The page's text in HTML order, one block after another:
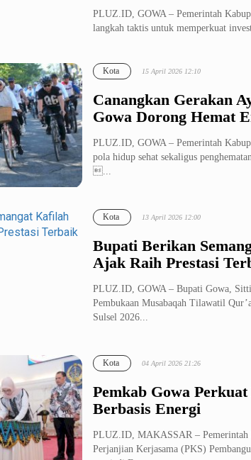
PLUZ.ID, GOWA – Pemerintah
langkah taktis untuk memperkuat
Canangkan Gerakan
Gowa Dorong Hemat
Kota 15 April 2026 12:10
PLUZ.ID, GOWA – Pemerintah
pola hidup sehat sekaligus
...
Bupati Berikan
Ajak Raih Prestasi
Kota 13 April 2026 12:00
PLUZ.ID, GOWA – Bupati Gowa,
Pembukaan Musabaqah Tilawatil
Sulsel 2026...
Pemkab Gowa
Berbasis Energi
Kota 04 April 2026 21:26
PLUZ.ID, MAKASSAR – Pemerintah
Perjanjian Kerjasama (PKS)